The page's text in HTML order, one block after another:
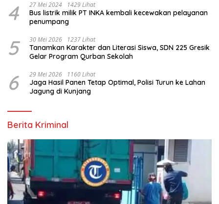
4 27 Mei 2024 1429 Lihat
Bus listrik milik PT INKA kembali kecewakan pelayanan
penumpang
5 30 Mei 2026 1237 Lihat
Tanamkan Karakter dan Literasi Siswa, SDN 225 Gresik
Gelar Program Qurban Sekolah
6 29 Mei 2026 1160 Lihat
Jaga Hasil Panen Tetap Optimal, Polisi Turun ke Lahan
Jagung di Kunjang
Berita Kriminal